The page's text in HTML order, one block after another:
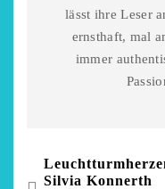
lässt ihre Leser
ernsthaft, mal
immer
Silvia Konnerth